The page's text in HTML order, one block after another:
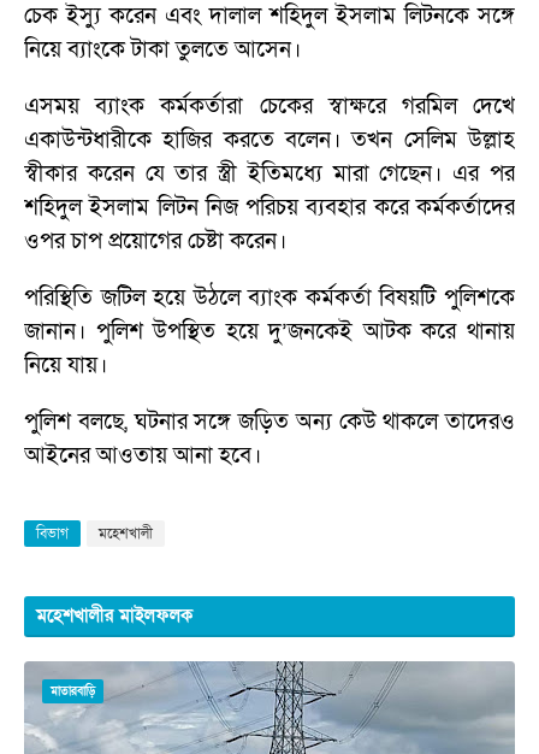
চেক ইস্যু করেন এবং দালাল শহিদুল ইসলাম লিটনকে সঙ্গে
নিয়ে ব্যাংকে টাকা তুলতে আসেন।
এসময় ব্যাংক কর্মকর্তারা চেকের স্বাক্ষরে গরমিল দেখে
একাউন্টধারীকে হাজির করতে বলেন। তখন সেলিম উল্লাহ
স্বীকার করেন যে তার স্ত্রী ইতিমধ্যে মারা গেছেন। এর পর
শহিদুল ইসলাম লিটন নিজ পরিচয় ব্যবহার করে কর্মকর্তাদের
ওপর চাপ প্রয়োগের চেষ্টা করেন।
পরিস্থিতি জটিল হয়ে উঠলে ব্যাংক কর্মকর্তা বিষয়টি পুলিশকে
জানান। পুলিশ উপস্থিত হয়ে দু’জনকেই আটক করে থানায়
নিয়ে যায়।
পুলিশ বলছে, ঘটনার সঙ্গে জড়িত অন্য কেউ থাকলে তাদেরও
আইনের আওতায় আনা হবে।
বিভাগ মহেশখালী
মহেশখালীর মাইলফলক
মাতারবাড়ি